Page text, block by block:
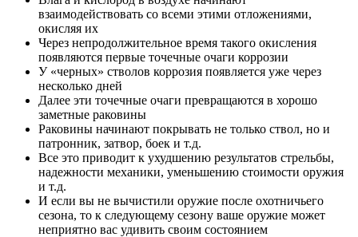
взаимодействовать со всеми этими отложениями,
окисляя их
Через непродолжительное время такого окисления
появляются первые точечные очаги коррозии
У «черных» стволов коррозия появляется уже через
несколько дней
Далее эти точечные очаги превращаются в хорошо
заметные раковины
Раковины начинают покрывать не только ствол, но и
патронник, затвор, боек и т.д.
Все это приводит к ухудшению результатов стрельбы,
надежности механики, уменьшению стоимости оружия
и т.д.
И если вы не вычистили оружие после охотничьего
сезона, то к следующему сезону ваше оружие может
неприятно вас удивить своим состоянием